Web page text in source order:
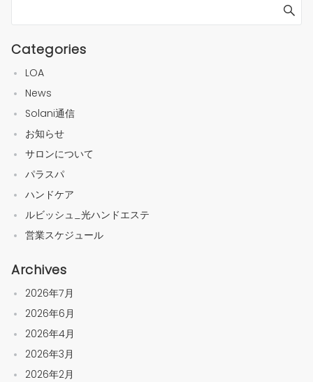
Categories
LOA
News
Solani通信
お知らせ
サロンについて
パラスパ
ハンドケア
ルビッシュ_光ハンドエステ
営業スケジュール
Archives
2026年7月
2026年6月
2026年4月
2026年3月
2026年2月